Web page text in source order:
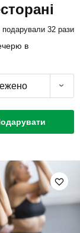
подарували 32 рази
в